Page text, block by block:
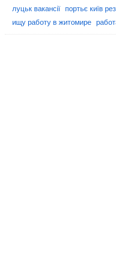
луцьк вакансії
портьє київ
ищу работу в житомире